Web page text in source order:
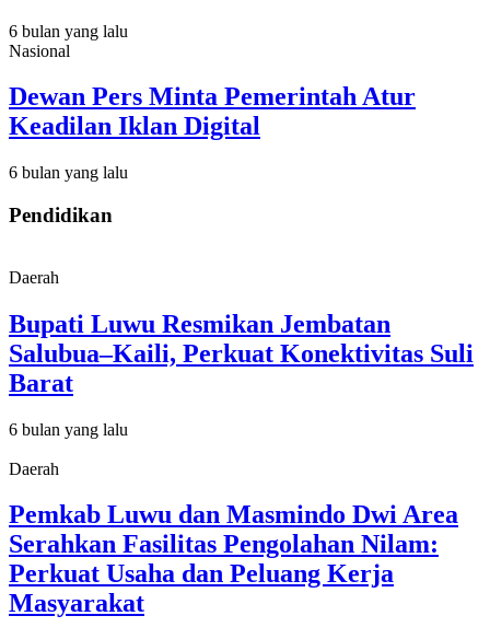
6 bulan yang lalu
Nasional
Dewan Pers Minta Pemerintah Atur
Keadilan Iklan Digital
6 bulan yang lalu
Pendidikan
Daerah
Bupati Luwu Resmikan Jembatan
Salubua–Kaili, Perkuat Konektivitas Suli
Barat
6 bulan yang lalu
Daerah
Pemkab Luwu dan Masmindo Dwi Area
Serahkan Fasilitas Pengolahan Nilam:
Perkuat Usaha dan Peluang Kerja
Masyarakat